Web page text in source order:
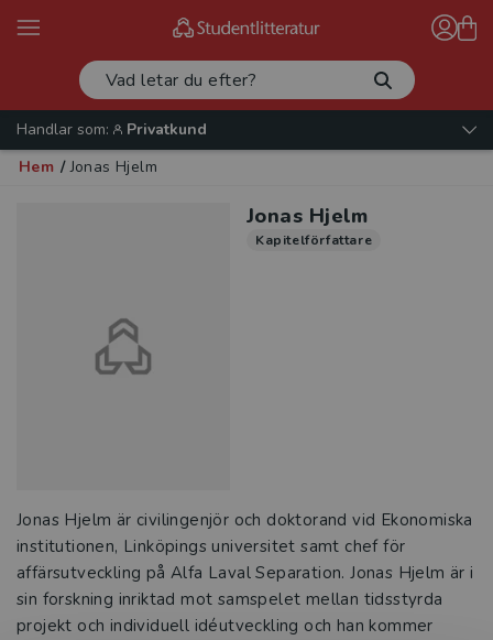
Handlar som:
Privatkund
Hem / Jonas Hjelm
Jonas Hjelm
Kapitelförfattare
Jonas Hjelm är civilingenjör och doktorand vid Ekonomiska
institutionen, Linköpings universitet samt chef för
affärsutveckling på Alfa Laval Separation. Jonas Hjelm är i
sin forskning inriktad mot samspelet mellan tidsstyrda
projekt och individuell idéutveckling och han kommer